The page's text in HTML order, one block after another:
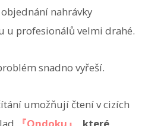
nahrávky
u profesionálů velmi drahé.
snadno vyřeší.
umožňují čtení v cizích